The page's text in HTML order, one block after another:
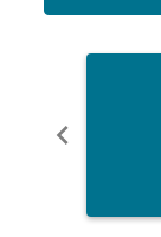
chevron_left